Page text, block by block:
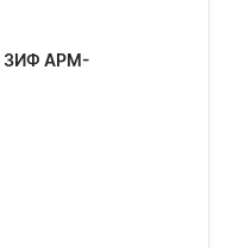
ЗИФ АРМ-